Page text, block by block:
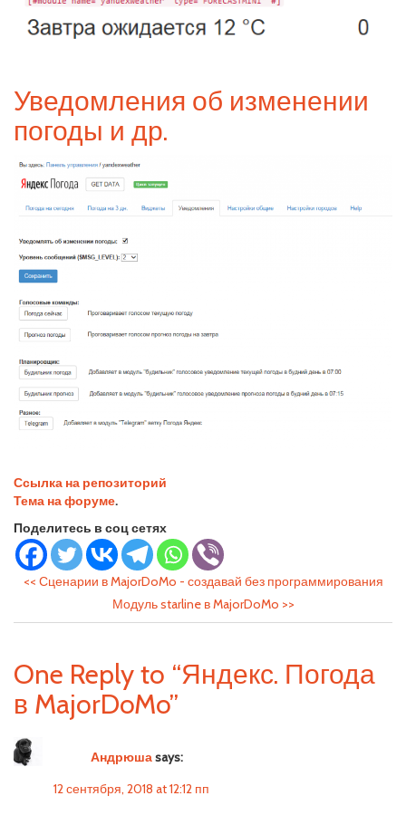
Уведомления об изменении
погоды и др.
Ссылка на репозиторий
Тема на форуме.
Поделитесь в соц сетях
<< Сценарии в MajorDoMo - создавай без программирования
Модуль starline в MajorDoMo >>
One Reply to “Яндекс. Погода
в MajorDoMo”
Андрюшаsays:
12 сентября, 2018 at 12:12 пп